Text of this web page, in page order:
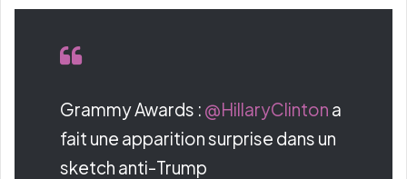
Grammy Awards : @HillaryClinton a
fait une apparition surprise dans un
sketch anti-Trump